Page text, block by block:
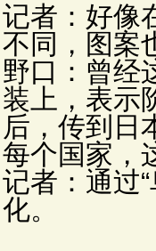
记者：好像
不同，图案
野口：曾经
装上，表示
后，传到日
每个国家，
记者：通过
化。